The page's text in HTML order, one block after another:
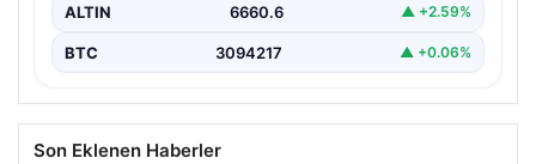
ALTIN 6660.6 ▲ +2.59%
BTC 3094217 ▲ +0.06%
Son Eklenen Haberler